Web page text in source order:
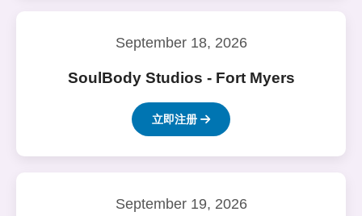
September 18, 2026
SoulBody Studios - Fort Myers
立即注册
September 19, 2026